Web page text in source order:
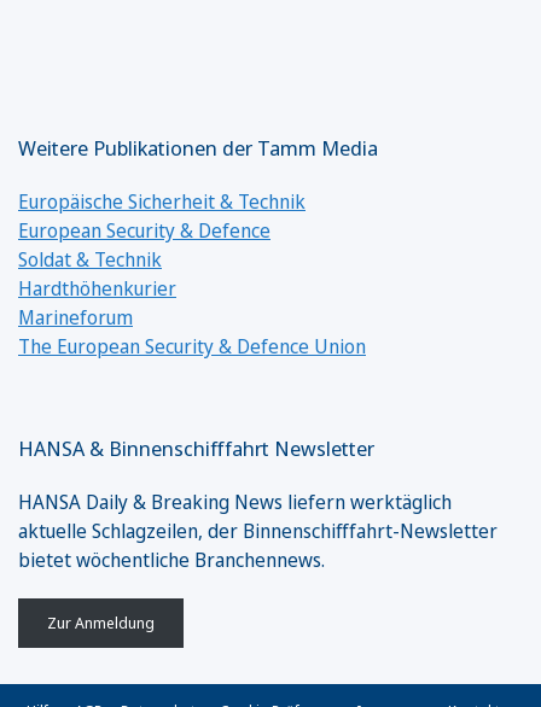
Weitere Publikationen der Tamm Media
Europäische Sicherheit & Technik
European Security & Defence
Soldat & Technik
Hardthöhenkurier
Marineforum
The European Security & Defence Union
HANSA & Binnenschifffahrt Newsletter
HANSA Daily & Breaking News liefern werktäglich
aktuelle Schlagzeilen, der Binnenschifffahrt-Newsletter
bietet wöchentliche Branchennews.
Zur Anmeldung